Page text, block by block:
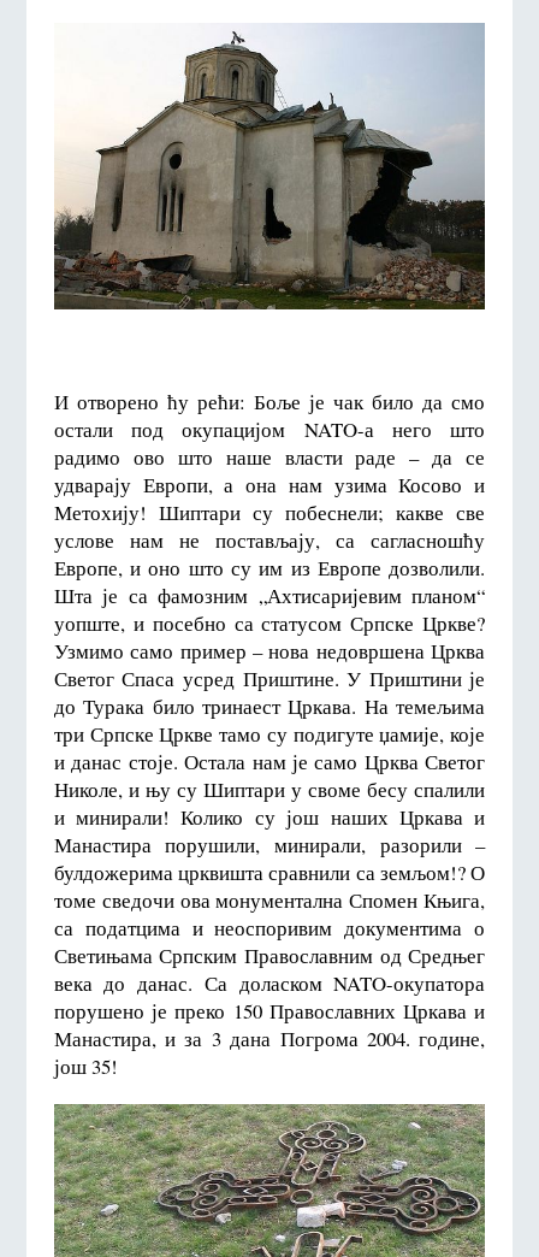
И отворено ћу рећи: Боље је чак било да смо
остали под окупацијом NATO-а него што
радимо ово што наше власти раде – да се
удварају Европи, а она нам узима Косово и
Метохију! Шиптари су побеснели; какве све
услове нам не постављају, са сагласношћу
Европе, и оно што су им из Европе дозволили.
Шта је са фамозним „Ахтисаријевим планом“
уопште, и посебно са статусом Српске Цркве?
Узмимо само пример – нова недовршена Црква
Светог Спаса усред Приштине. У Приштини је
до Турака било тринаест Цркава. На темељима
три Српске Цркве тамо су подигуте џамије, које
и данас стоје. Остала нам је само Црква Светог
Николе, и њу су Шиптари у своме бесу спалили
и минирали! Колико су још наших Цркава и
Манастира порушили, минирали, разорили –
булдожерима црквишта сравнили са земљом!? О
томе сведочи ова монументална Спомен Књига,
са податцима и неоспоривим документима о
Светињама Српским Православним од Средњег
века до данас. Са доласком NATO-окупатора
порушено је преко 150 Православних Цркава и
Манастира, и за 3 дана Погрома 2004. године,
још 35!